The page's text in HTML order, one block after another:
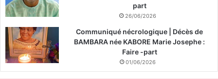
part
26/06/2026
Communiqué nécrologique | Décès de
BAMBARA née KABORE Marie Josephe :
Faire -part
01/06/2026